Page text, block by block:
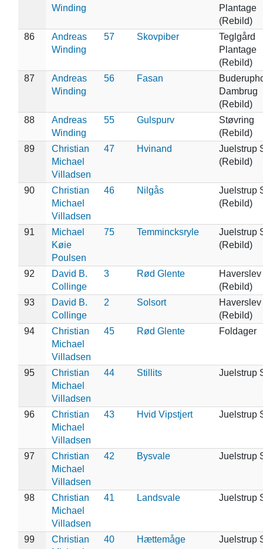
Winding
Plantage
(Rebild)
86
Andreas
Winding
57 Skovpiber
Teglgård
Plantage
(Rebild)
87
Andreas
Winding
56 Fasan
Dambrug
(Rebild)
88
Andreas
Winding
55 Gulspurv
Støvring
(Rebild)
89
Christian
Michael
Villadsen
47 Hvinand
Juelstrup
(Rebild)
90
Christian
Michael
Villadsen
46 Nilgås
Juelstrup
(Rebild)
91
Michael
Køie
Poulsen
75 Temmincksryle
Juelstrup
(Rebild)
92
David B.
Collinge
3 Rød Glente
Haverslev
(Rebild)
93
David B.
Collinge
2 Solsort
Haverslev
(Rebild)
94
Christian
Michael
Villadsen
45 Rød Glente Foldager
95
Christian
Michael
Villadsen
44 Stillits Juelstrup
96
Christian
Michael
Villadsen
43 Hvid Vipstjert Juelstrup
97
Christian
Michael
Villadsen
42 Bysvale Juelstrup
98
Christian
Michael
Villadsen
41 Landsvale Juelstrup
99
Christian
40 Hættemåge Juelstrup